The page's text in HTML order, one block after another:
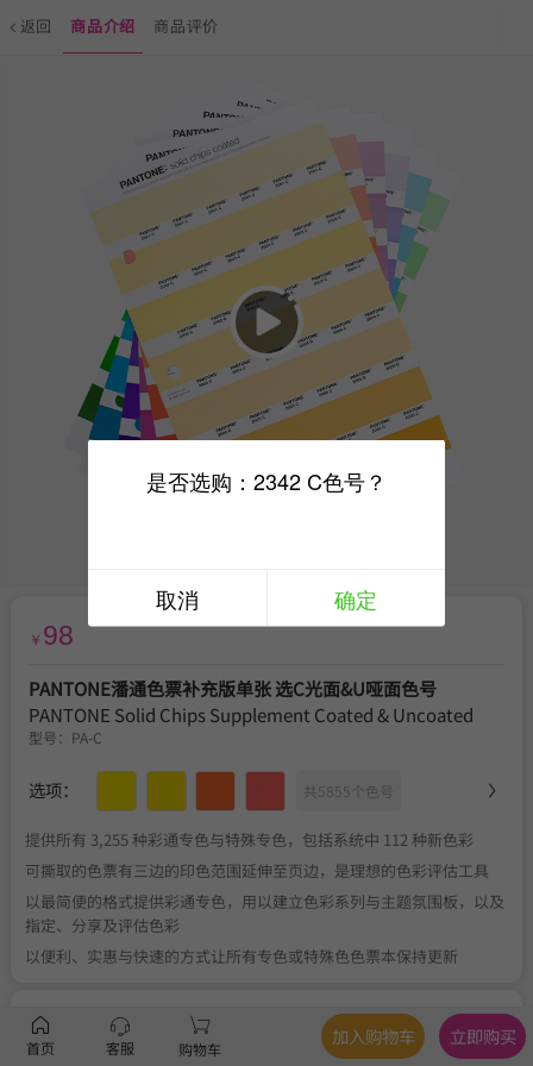
返回 商品介绍 商品评价
￥ 98
PANTONE潘通色票补充版单张 选C光面&U哑面色号
PANTONE Solid Chips Supplement Coated & Uncoated
型号： PA-C
选项： 共5855个色号
提供所有 3,255 种彩通专色与特殊专色，包括系统中 112 种新色彩
可撕取的色票有三边的印色范围延伸至页边，是理想的色彩评估工具
以最简便的格式提供彩通专色，用以建立色彩系列与主题氛围板，以及
指定、分享及评估色彩
以便利、实惠与快速的方式让所有专色或特殊色色票本保持更新
描述 产品规格 色号列表
首页 客服 购物车
加入购物车 立即购买
是否选购：2342 C色号？
取消 确定